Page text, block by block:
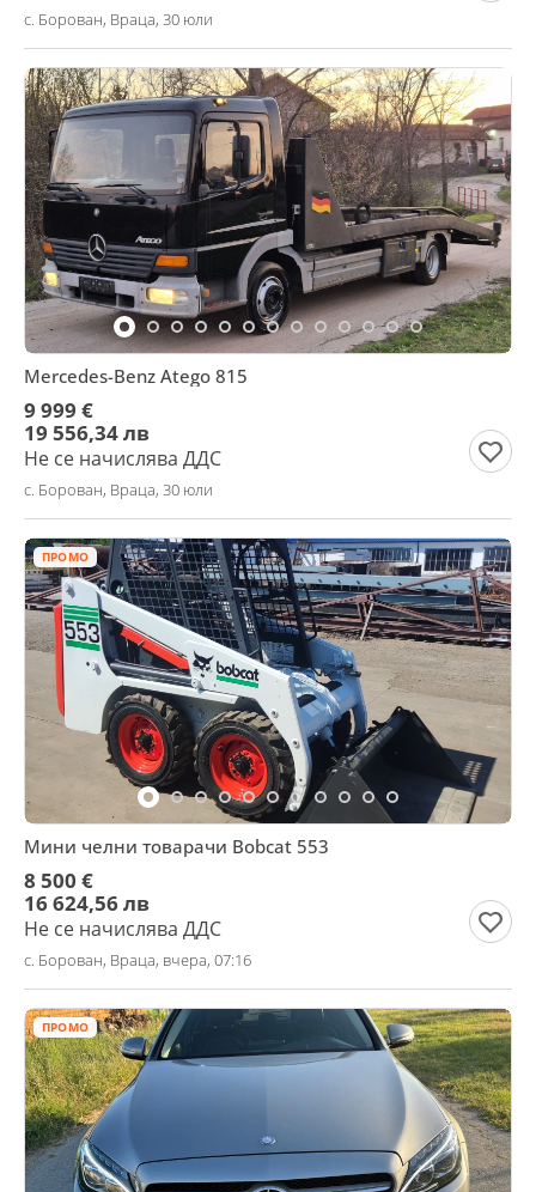
с. Борован, Враца, 30 юли
Mercedes-Benz Atego 815
9 999 €
19 556,34 лв
Не се начислява ДДС
с. Борован, Враца, 30 юли
ПРОМО
Мини челни товарачи Bobcat 553
8 500 €
16 624,56 лв
Не се начислява ДДС
с. Борован, Враца, вчера, 07:16
ПРОМО